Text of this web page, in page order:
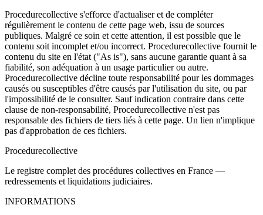
Procedurecollective s'efforce d'actualiser et de compléter
régulièrement le contenu de cette page web, issu de sources
publiques. Malgré ce soin et cette attention, il est possible que le
contenu soit incomplet et/ou incorrect. Procedurecollective fournit le
contenu du site en l'état ("As is"), sans aucune garantie quant à sa
fiabilité, son adéquation à un usage particulier ou autre.
Procedurecollective décline toute responsabilité pour les dommages
causés ou susceptibles d'être causés par l'utilisation du site, ou par
l'impossibilité de le consulter. Sauf indication contraire dans cette
clause de non-responsabilité, Procedurecollective n'est pas
responsable des fichiers de tiers liés à cette page. Un lien n'implique
pas d'approbation de ces fichiers.
Procedurecollective
Le registre complet des procédures collectives en France —
redressements et liquidations judiciaires.
INFORMATIONS